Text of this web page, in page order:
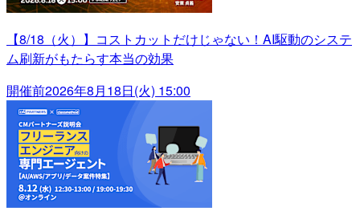
【8/18（火）】コストカットだけじゃない！AI駆動のシステ
ム刷新がもたらす本当の効果
開催前2026年8月18日(火) 15:00